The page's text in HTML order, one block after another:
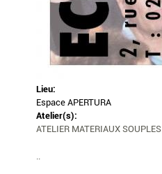
Lieu:
Espace APERTURA
Atelier(s):
ATELIER MATERIAUX SOUPLES